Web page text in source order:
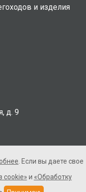
и изделия
д. 9
защищены. Не
. Если вы даете свое
cookie» и «Обработку